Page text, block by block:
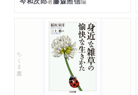
ちくま文庫